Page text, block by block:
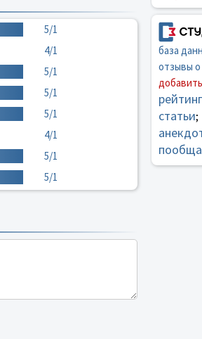
5/1
4/1
5/1
5/1
5/1
4/1
5/1
5/1
база
отзывы
статьи;